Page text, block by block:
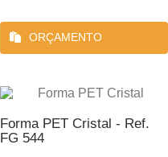
ORÇAMENTO
Forma PET Cristal - Ref.
FG 544